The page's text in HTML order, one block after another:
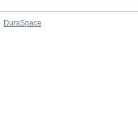
DuraSpace